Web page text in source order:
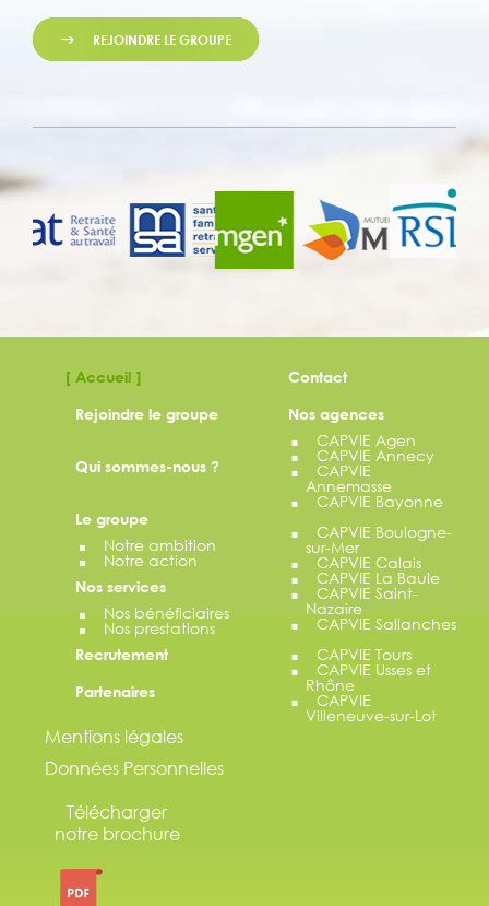
REJOINDRE LE GROUPE
Accueil
Rejoindre le groupe
Qui sommes-nous ?
Le groupe
Notre ambition
Notre action
Nos services
Nos bénéficiaires
Nos prestations
Recrutement
Partenaires
Contact
Nos agences
CAPVIE Agen
CAPVIE Annecy
CAPVIE
Annemasse
CAPVIE Bayonne
CAPVIE Boulogne-
sur-Mer
CAPVIE Calais
CAPVIE La Baule
CAPVIE Saint-
Nazaire
CAPVIE Sallanches
CAPVIE Tours
CAPVIE Usses et
Rhône
CAPVIE
Villeneuve-sur-Lot
Mentions légales
Données Personnelles
Télécharger
notre brochure